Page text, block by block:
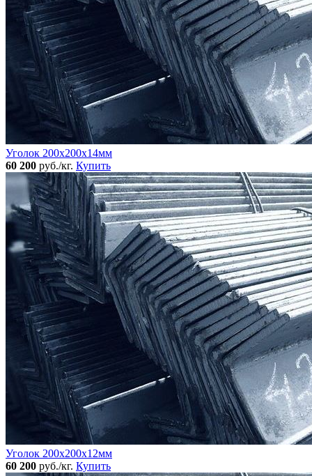
Уголок 200x200x14мм
60 200 руб./кг. Купить
Уголок 200x200х12мм
60 200 руб./кг. Купить